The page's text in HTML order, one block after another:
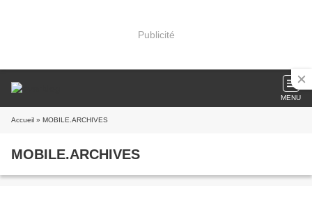
Publicité
MENU
Accueil » MOBILE.ARCHIVES
MOBILE.ARCHIVES